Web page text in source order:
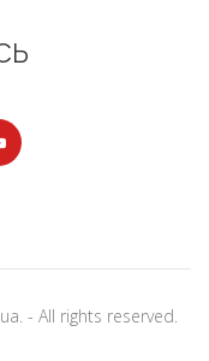
- All rights reserved.